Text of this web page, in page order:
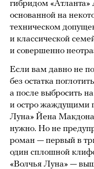
гибридом «Атланта»
основанной на
техническом
и классической
и совершенно
Если вам давно не
без остатка
а после выбросить
и остро жаждущими
Луна» Йена
нужно. Но не
роман — первый в
один сплошной
«Волчья Луна» —